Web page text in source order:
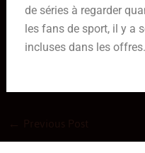
de séries à regarder
les fans de sport, il y a
incluses dans les offres.